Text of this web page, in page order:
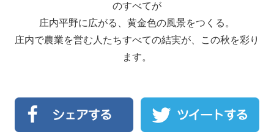
のすべてが
庄内平野に広がる、黄金色の風景をつくる。
庄内で農業を営む人たちすべての結実が、この秋を彩り
ます。